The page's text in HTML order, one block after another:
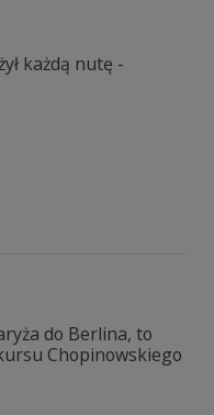
każdą nutę -
do Berlina, to
Chopinowskiego